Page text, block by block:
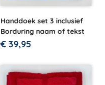
Handdoek set 3 inclusief
Borduring naam of tekst
€ 39,95